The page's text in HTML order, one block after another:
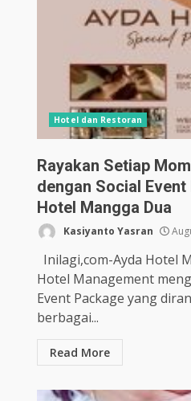
Hotel dan Restoran
Rayakan Setiap
dengan Social
Hotel Mangga Dua
Kasiyanto Yasran
Inilagi,com-Ayda Hotel
Hotel Management
Event Package yang
berbagai...
Read More